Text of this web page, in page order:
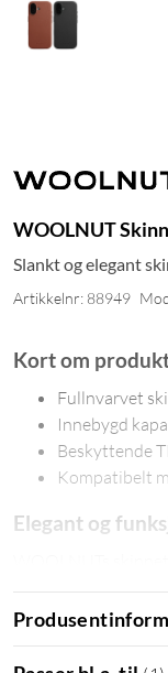
WOOLNUT
Slankt og elegant
Artikkelnr: 88949
Kort om
Fullnvarvet
Innebygd
Beskyttende
Kompatibelt
Elegant og
fullnarvede skinnet
Beskyttelse og